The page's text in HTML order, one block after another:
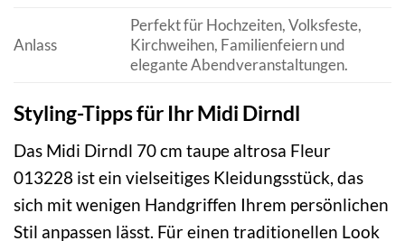
Anlass
Perfekt für Hochzeiten, Volksfeste,
Kirchweihen, Familienfeiern und
elegante Abendveranstaltungen.
Styling-Tipps für Ihr Midi Dirndl
Das Midi Dirndl 70 cm taupe altrosa Fleur
013228 ist ein vielseitiges Kleidungsstück, das
sich mit wenigen Handgriffen Ihrem persönlichen
Stil anpassen lässt. Für einen traditionellen Look